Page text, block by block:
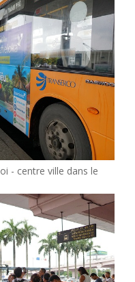
- centre ville dans le